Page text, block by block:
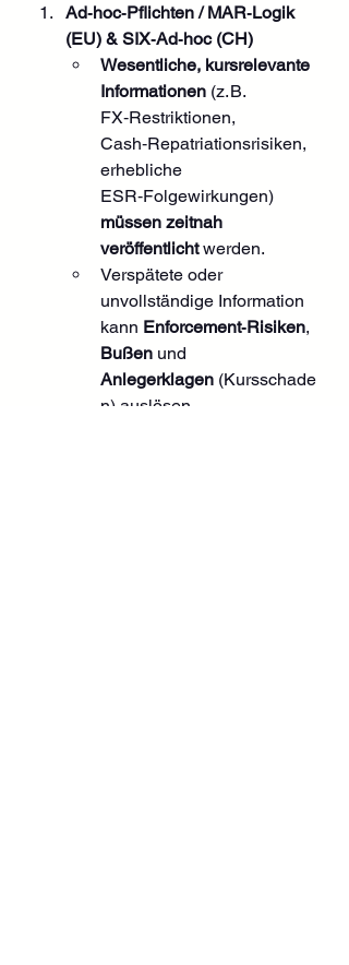
Ad‑hoc‑Pflichten / MAR‑Logik
(EU) & SIX‑Ad‑hoc (CH)
Wesentliche, kursrelevante
Informationen (z. B.
FX‑Restriktionen,
Cash‑Repatriationsrisiken,
erhebliche
ESR‑Folgewirkungen)
müssen zeitnah
veröffentlicht werden.
Verspätete oder
unvollständige Information
kann Enforcement‑Risiken,
Bußen und
Anlegerklagen (Kursschade
n) auslösen.